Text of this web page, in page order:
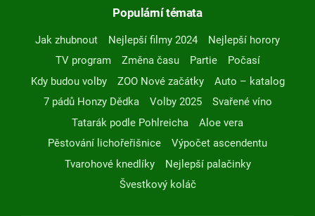
Populární témata
Jak zhubnout Nejlepší filmy 2024
Nejlepší horory
TV program
Změna času Partie
Počasí
Kdy budou volby
ZOO Nové začátky
Auto – katalog
7 pádů Honzy Dědka
Volby 2025
Svařené víno
Tatarák podle Pohlreicha
Aloe vera
Pěstování lichořeřišnice
Výpočet ascendentu
Tvarohové knedlíky
Nejlepší palačinky
Švestkový koláč